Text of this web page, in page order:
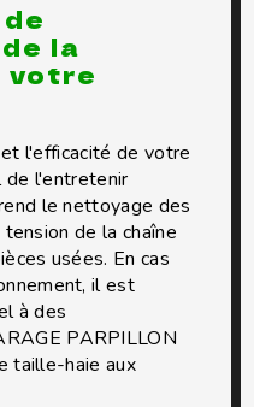
la
votre
l'efficacité de votre
l'entretenir
le nettoyage des
de la chaîne
usées. En cas
il est
à des
PARPILLON
taille-haie aux